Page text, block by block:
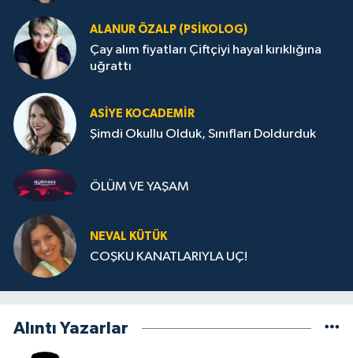
ALANUR ÖZALP (PSIKOLOG)
Çay alım fiyatları Çiftçiyi hayal kırıklığına
uğrattı
ASIYE KOCADEMİR
Şimdi Okullu Olduk, Sınıfları Doldurduk
ÖLÜM VE YAŞAM
NEVAL KÜTÜK
COŞKU KANATLARIYLA UÇ!
Alıntı Yazarlar